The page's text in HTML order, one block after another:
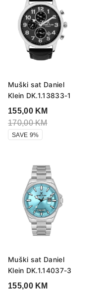
Muški sat Daniel
Klein DK.1.13833-1
155,00 KM
170,00KM
SAVE 9%
Muški sat Daniel
Klein DK.1.14037-3
155,00 KM